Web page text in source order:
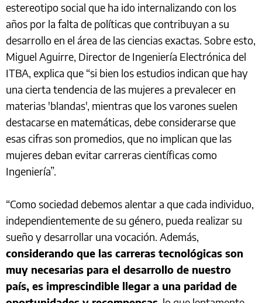
estereotipo social que ha ido internalizando con los
años por la falta de políticas que contribuyan a su
desarrollo en el área de las ciencias exactas. Sobre esto,
Miguel Aguirre, Director de Ingeniería Electrónica del
ITBA, explica que “si bien los estudios indican que hay
una cierta tendencia de las mujeres a prevalecer en
materias 'blandas', mientras que los varones suelen
destacarse en matemáticas, debe considerarse que
esas cifras son promedios, que no implican que las
mujeres deban evitar carreras científicas como
Ingeniería”.
“Como sociedad debemos alentar a que cada individuo,
independientemente de su género, pueda realizar su
sueño y desarrollar una vocación. Además,
considerando que las carreras tecnológicas son
muy necesarias para el desarrollo de nuestro
país, es imprescindible llegar a una paridad de